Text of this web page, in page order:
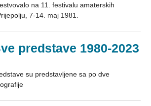
na 11. festivalu amaterskih
7-14. maj 1981.
predstave 1980-2023
su predstavljene sa po dve